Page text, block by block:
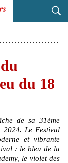
du 18
de sa 31éme
Le Festival
et vibrante
: le bleu de la
le violet des